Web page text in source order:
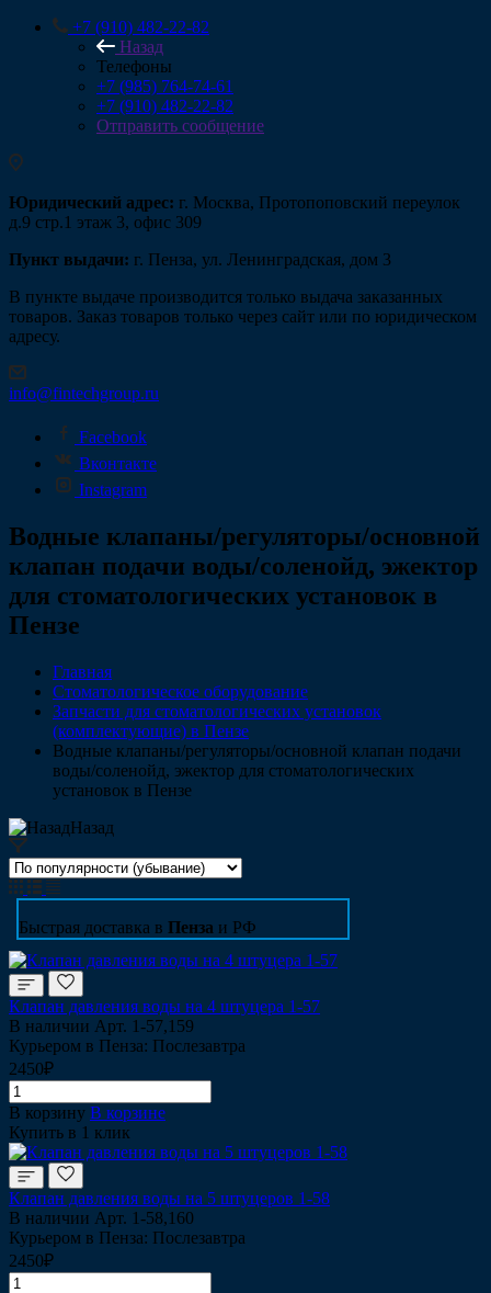
+7 (910) 482-22-82
Назад
Телефоны
+7 (985) 764-74-61
+7 (910) 482-22-82
Отправить сообщение
Юридический адрес: г. Москва, Протопоповский переулок
д.9 стр.1 этаж 3, офис 309
Пункт выдачи: г. Пенза, ул. Ленинградская, дом 3
В пункте выдаче производится только выдача заказанных
товаров. Заказ товаров только через сайт или по юридическом
адресу.
info@fintechgroup.ru
Facebook
Вконтакте
Instagram
Водные клапаны/регуляторы/основной
клапан подачи воды/соленойд, эжектор
для стоматологических установок в
Пензе
Главная
Стоматологическое оборудование
Запчасти для стоматологических установок
(комплектующие) в Пензе
Водные клапаны/регуляторы/основной клапан подачи
воды/соленойд, эжектор для стоматологических
установок в Пензе
Назад
Быстрая доставка в Пенза и РФ
Клапан давления воды на 4 штуцера 1-57
В наличии Арт. 1-57,159
Курьером в Пенза: Послезавтра
2450₽
В корзину В корзине
Купить в 1 клик
Клапан давления воды на 5 штуцеров 1-58
В наличии Арт. 1-58,160
Курьером в Пенза: Послезавтра
2450₽